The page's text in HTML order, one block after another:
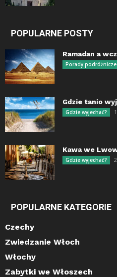
POPULARNE POSTY
Ramadan a
Porady podróżnicze
Gdzie tanio
Gdzie wyjechać?
Kawa we
Gdzie wyjechać?
POPULARNE KATEGORIE
Czechy
Zwiedzanie Włoch
Włochy
Zabytki we Włoszech